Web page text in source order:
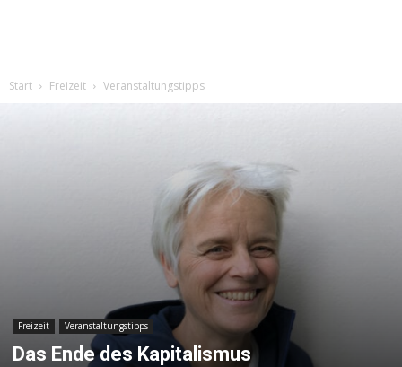
Start Freizeit Veranstaltungstipps
Freizeit Veranstaltungstipps
Das Ende des Kapitalismus